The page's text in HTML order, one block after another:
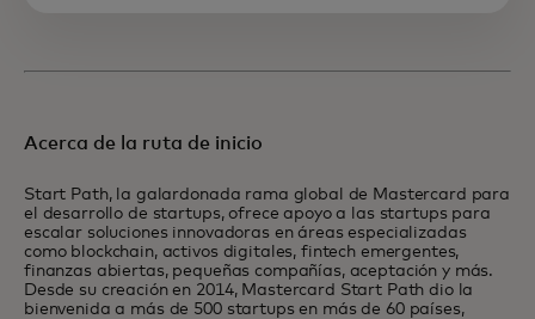
Acerca de la ruta de inicio
Start Path, la galardonada rama global de Mastercard para
el desarrollo de startups, ofrece apoyo a las startups para
escalar soluciones innovadoras en áreas especializadas
como blockchain, activos digitales, fintech emergentes,
finanzas abiertas, pequeñas compañías, aceptación y más.
Desde su creación en 2014, Mastercard Start Path dio la
bienvenida a más de 500 startups en más de 60 países,